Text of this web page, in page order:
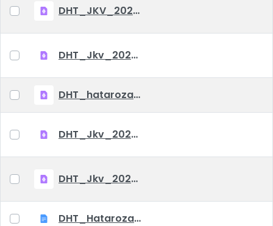
DHT_JKV_2024_03_07
DHT_Jkv_2022_04_12
DHT_hatarozat_2022_01
DHT_Jkv_2022_12_08
DHT_Jkv_2022_10_06
DHT_Hatarozatok_VIII_25